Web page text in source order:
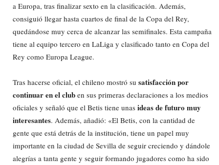
a Europa, tras finalizar sexto en la clasificación. Además,
consiguió llegar hasta cuartos de final de la Copa del Rey,
quedándose muy cerca de alcanzar las semifinales. Esta campaña
tiene al equipo tercero en LaLiga y clasificado tanto en Copa del
Rey como Europa League.
Tras hacerse oficial, el chileno mostró su satisfacción por
continuar en el club en sus primeras declaraciones a los medios
oficiales y señaló que el Betis tiene unas ideas de futuro muy
interesantes. Además, añadió: «El Betis, con la cantidad de
gente que está detrás de la institución, tiene un papel muy
importante en la ciudad de Sevilla de seguir creciendo y dándole
alegrías a tanta gente y seguir formando jugadores como ha sido